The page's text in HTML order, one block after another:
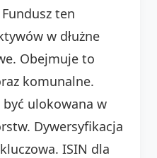
ten
w dłużne
Obejmuje to
komunalne.
być ulokowana w
Dywersyfikacja
ISIN dla